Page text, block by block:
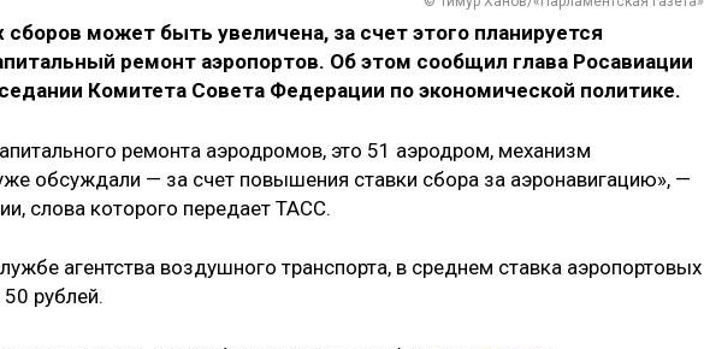
сборов может быть увеличена, за счет этого планируется
ремонт аэропортов. Об этом сообщил глава Росавиации
Комитета Совета Федерации по экономической политике.
ремонта аэродромов, это 51 аэродром, механизм
обсуждали — за счет повышения ставки сбора за аэронавигацию», —
слова которого передает ТАСС.
агентства воздушного транспорта, в среднем ставка аэропортовых
рублей.